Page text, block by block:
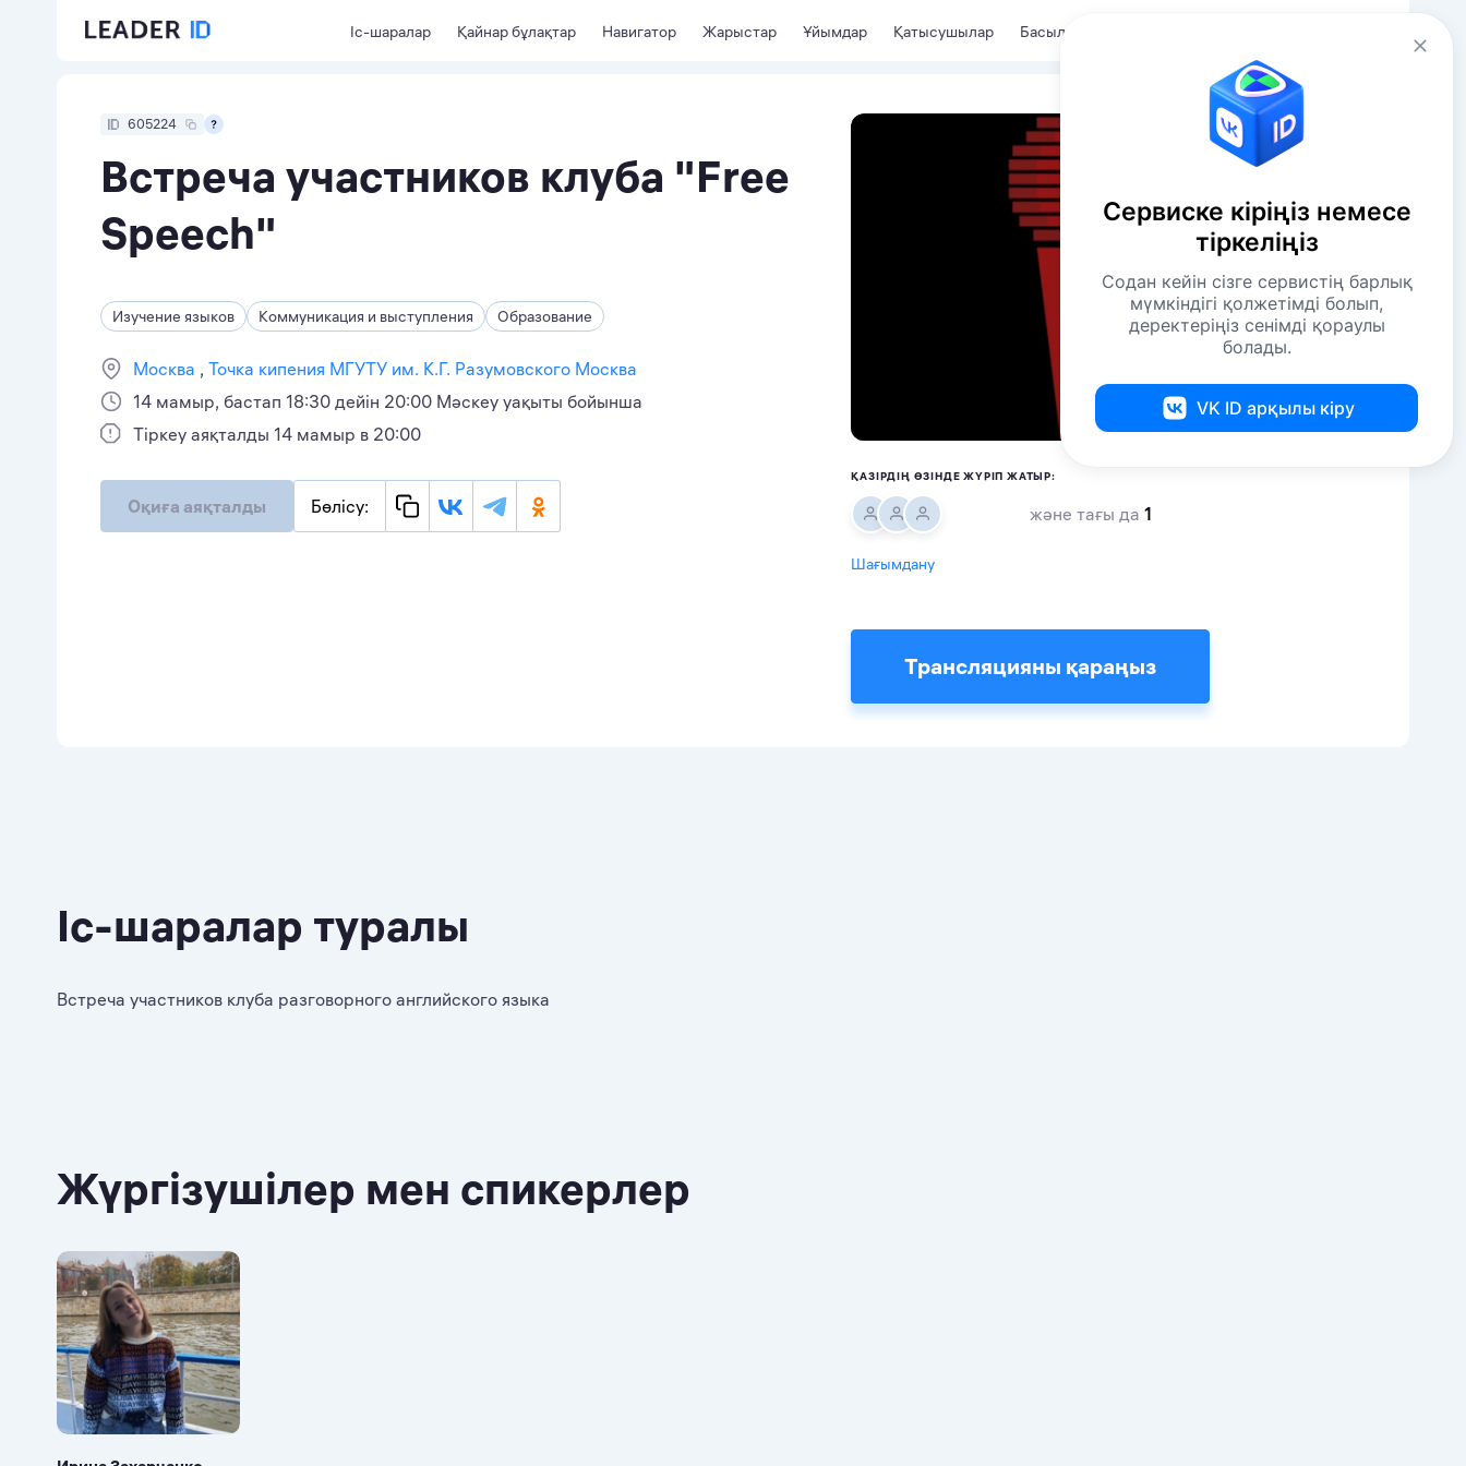
Іс-шаралар Қайнар бұлақтар Навигатор Жарыстар Ұйымдар Қатысушылар Басылымдар
605224
Встреча участников клуба "Free
Speech"
Изучение языков Коммуникация и выступления Образование
Москва
Точка кипения МГУТУ им. К.Г. Разумовского Москва
14 мамыр, бастап 18:30 дейін 20:00 Мәскеу уақыты бойынша
Тіркеу аяқталды 14 мамыр в 20:00
Оқиға аяқталды Бөлісу:
ҚАЗІРДІҢ ӨЗІНДЕ ЖҮРІП ЖАТЫР:
және тағы да 1
Шағымдану
Трансляцияны қараңыз
Іс-шаралар туралы
Встреча участников клуба разговорного английского языка
Жүргізушілер мен спикерлер
Сервиске кіріңіз немесе
тіркеліңіз
Содан кейін сізге сервистің барлық
мүмкіндігі қолжетімді болып,
деректеріңіз сенімді қораулы
болады.
VK ID арқылы кіру